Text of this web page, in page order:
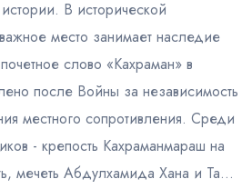
В исторической
место занимает наследие
слово «Кахраман» в
после Войны за независимость
местного сопротивления. Среди
- крепость Кахраманмараш на
мечеть Абдулхамида Хана и Таш-